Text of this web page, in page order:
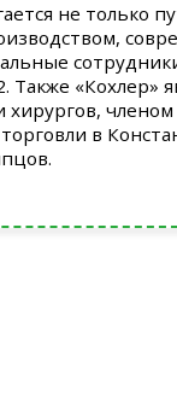
не только
«Кохлер»
хирургов,
в